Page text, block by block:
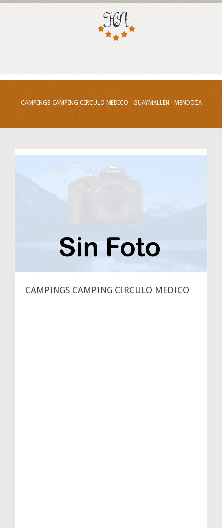
CAMPINGS CAMPING CIRCULO MEDICO - GUAYMALLEN - MENDOZA
CAMPINGS CAMPING CIRCULO MEDICO